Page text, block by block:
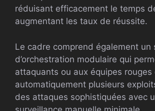
réduisant efficacement le temps
augmentant les taux de réussite.
Le cadre comprend également un
d’orchestration modulaire qui
attaquants ou aux équipes rouges
automatiquement plusieurs
des attaques sophistiquées avec